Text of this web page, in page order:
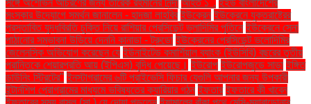
সংস্কার উদ্যোগে সমর্থন জানালেন - হাদজা লাহবিব ইউক্রেন ইউক্রেনে যুক্তরাষ্ট্রের
প্রস্তাবিত যুদ্ধবিরতি চুক্তি নিয়ে রাশিয়ার প্রেসিডেন্ট ভ্লাদিমির পুতিনে ইউক্রেনে সেনা
পাঠানোর সম্ভাবনা উড়িয়ে দেননি কানাডা - ট্রুডো ইউক্রেনের প্রেসিডেন্ট ভলোদিমির
জেলেনস্কি অভিযোগ করেছেন যে ইউনাইটেড কমার্শিয়াল ব্যাংক (ইউসিবি) বছরের তৃতীয়
প্রান্তিকে শেয়ারপ্রতি আয় (ইপিএস) বৃদ্ধি পেয়েছে। ইউরোপ ইউরোপজুড়ে সাড়া ইঙ্গিত
ডাউনিং স্ট্রিটের" ইনস্টাগ্রামের ৬টি প্রাইভেসি ফিচার যেগুলি আপনার জন্য উপকারী
ইন্টার্নশিপ প্রোগ্রামের মাধ্যমে ভবিষ্যতের ক্যারিয়ার গঠন ইফতার ইফতারে কী খাবেন